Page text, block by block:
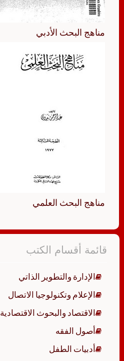
مناهج البحث الأدبي
مناهج البحث العلمي
قائمة أقسام الكتب
الإدارة والتطوير الذاتي
الإعلام وتكنولوجيا الاتصال
الاقتصاد والبحوث الاقتصادية
أصول الفقه
أدبيات الطفل